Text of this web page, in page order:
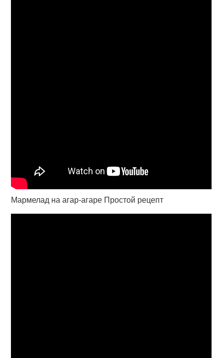
Мармелад на агар-агаре Простой рецепт